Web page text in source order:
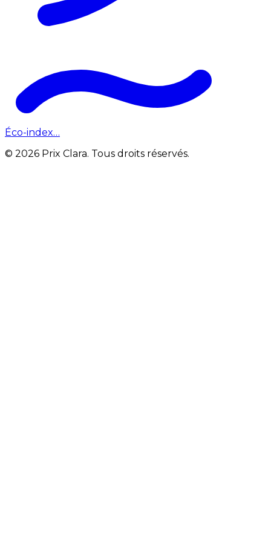
Éco-index…
© 2026 Prix Clara. Tous droits réservés.